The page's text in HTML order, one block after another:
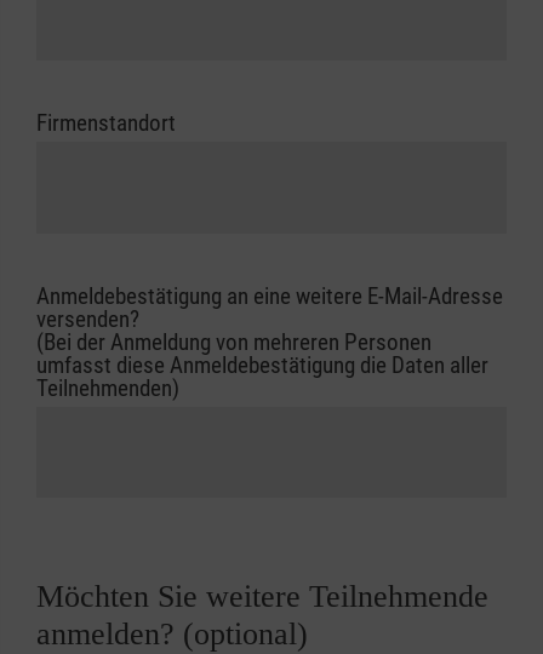
Firmenstandort
Anmeldebestätigung an eine weitere E-Mail-Adresse
versenden?
(Bei der Anmeldung von mehreren Personen
umfasst diese Anmeldebestätigung die Daten aller
Teilnehmenden)
Möchten Sie weitere Teilnehmende
anmelden? (optional)